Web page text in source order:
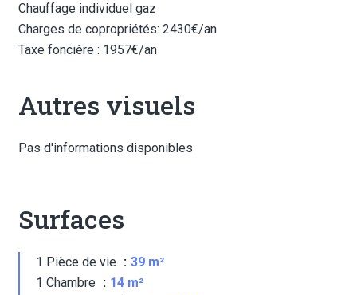
Chauffage individuel gaz
Charges de copropriétés: 2430€/an
Taxe foncière : 1957€/an
Autres visuels
Pas d'informations disponibles
Surfaces
1 Pièce de vie
39 m²
1 Chambre
14 m²